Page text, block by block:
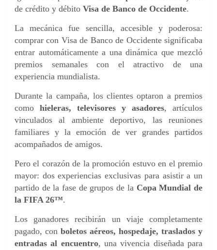
de crédito y débito Visa de Banco de Occidente.
La mecánica fue sencilla, accesible y poderosa:
comprar con Visa de Banco de Occidente significaba
entrar automáticamente a una dinámica que mezcló
premios semanales con el atractivo de una
experiencia mundialista.
Durante la campaña, los clientes optaron a premios
como hieleras, televisores y asadores, artículos
vinculados al ambiente deportivo, las reuniones
familiares y la emoción de ver grandes partidos
acompañados de amigos.
Pero el corazón de la promoción estuvo en el premio
mayor: dos experiencias exclusivas para asistir a un
partido de la fase de grupos de la Copa Mundial de
la FIFA 26™.
Los ganadores recibirán un viaje completamente
pagado, con boletos aéreos, hospedaje, traslados y
entradas al encuentro, una vivencia diseñada para